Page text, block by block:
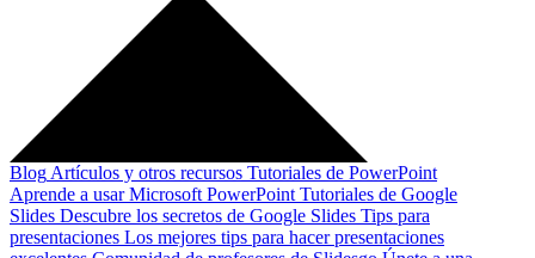
Blog Artículos y otros recursos Tutoriales de PowerPoint
Aprende a usar Microsoft PowerPoint Tutoriales de Google
Slides Descubre los secretos de Google Slides Tips para
presentaciones Los mejores tips para hacer presentaciones